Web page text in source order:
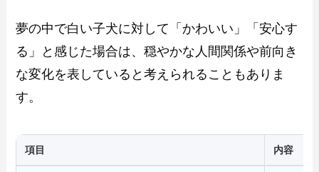
夢の中で白い子犬に対して「かわいい」「安心す
る」と感じた場合は、穏やかな人間関係や前向き
な変化を表していると考えられることもありま
す。
項目 内容